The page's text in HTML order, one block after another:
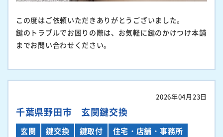
この度はご依頼いただきありがとうございました。
鍵のトラブルでお困りの際は、お気軽に鍵のかけつけ本舗
までお問い合わせください。
2026年04月23日
千葉県野田市 玄関鍵交換
玄関 鍵交換 鍵取付 住宅・店舗・事務所